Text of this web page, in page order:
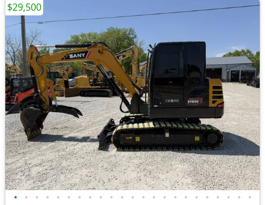
• • • • • • • • • • • • • • • • • • • • • • •
$29,500